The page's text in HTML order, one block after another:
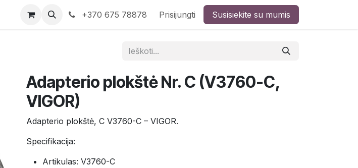
+370 675 78878 Prisijungti Susisiekite su mumis
Adapterio plokštė Nr. C (V3760-C,
VIGOR)
Adapterio plokštė, C V3760-C – VIGOR.
Specifikacija:
Artikulas: V3760-C